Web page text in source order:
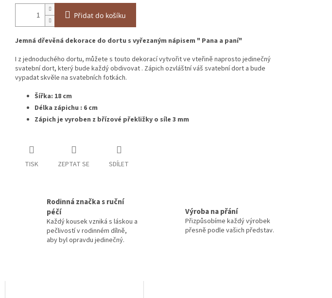
Přidat do košíku
Jemná dřevěná dekorace do dortu s vyřezaným nápisem " Pana a paní"
I z jednoduchého dortu, můžete s touto dekorací vytvořit ve vteřině naprosto jedinečný
svatební dort, který bude každý obdivovat . Zápich ozvláštní váš svatební dort a bude
vypadat skvěle na svatebních fotkách.
Šířka: 18 cm
Délka zápichu : 6 cm
Zápich je vyroben z břízové překližky o síle 3 mm
TISK ZEPTAT SE SDÍLET
Rodinná značka s ruční
péčí
Každý kousek vzniká s láskou a
pečlivostí v rodinném dílně,
aby byl opravdu jedinečný.
Výroba na přání
Přizpůsobíme každý výrobek
přesně podle vašich představ.